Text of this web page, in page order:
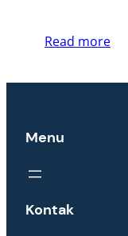
Read more
Menu
Kontak